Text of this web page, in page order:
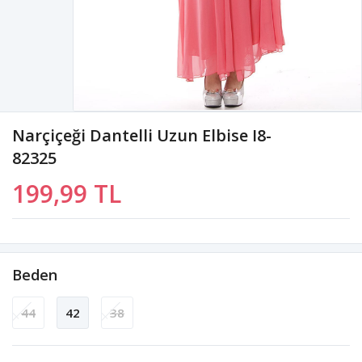
Narçiçeği Dantelli Uzun Elbise I8-
82325
199,99 TL
Beden
44 42 38